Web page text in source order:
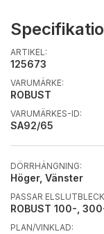
ARTIKEL:
125673
VARUMÄRKE:
ROBUST
VARUMÄRKES-ID:
SA92/65
DÖRRHÄNGNING:
Höger, Vänster
PASSAR
ROBUST 100-,
PLAN/VINKLAD: